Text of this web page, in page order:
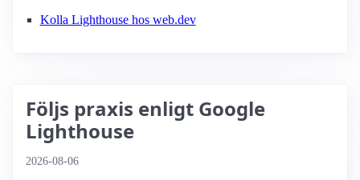
Kolla Lighthouse hos web.dev
Följs praxis enligt Google
Lighthouse
2026-08-06